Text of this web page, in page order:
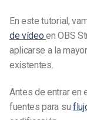
En este tutorial,
de vídeoen OBS
aplicarse a la
existentes.
Antes de entrar en
fuentes para su